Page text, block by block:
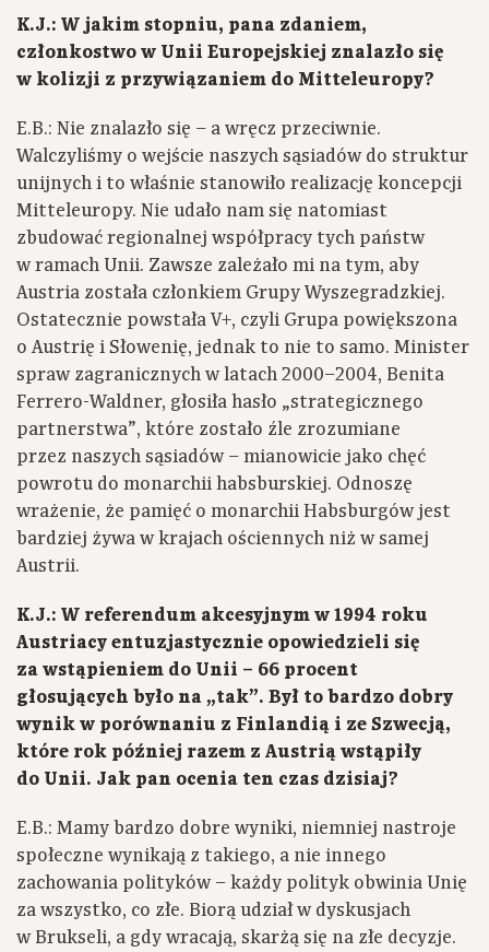
K.J.: W jakim stopniu, pana zdaniem,
członkostwo w Unii Europejskiej znalazło się
w kolizji z przywiązaniem do Mitteleuropy?
E.B.: Nie znalazło się – a wręcz przeciwnie.
Walczyliśmy o wejście naszych sąsiadów do struktur
unijnych i to właśnie stanowiło realizację koncepcji
Mitteleuropy. Nie udało nam się natomiast
zbudować regionalnej współpracy tych państw
w ramach Unii. Zawsze zależało mi na tym, aby
Austria została członkiem Grupy Wyszegradzkiej.
Ostatecznie powstała V+, czyli Grupa powiększona
o Austrię i Słowenię, jednak to nie to samo. Minister
spraw zagranicznych w latach 2000–2004, Benita
Ferrero-Waldner, głosiła hasło „strategicznego
partnerstwa”, które zostało źle zrozumiane
przez naszych sąsiadów – mianowicie jako chęć
powrotu do monarchii habsburskiej. Odnoszę
wrażenie, że pamięć o monarchii Habsburgów jest
bardziej żywa w krajach ościennych niż w samej
Austrii.
K.J.: W referendum akcesyjnym w 1994 roku
Austriacy entuzjastycznie opowiedzieli się
za wstąpieniem do Unii – 66 procent
głosujących było na „tak”. Był to bardzo dobry
wynik w porównaniu z Finlandią i ze Szwecją,
które rok później razem z Austrią wstąpiły
do Unii. Jak pan ocenia ten czas dzisiaj?
E.B.: Mamy bardzo dobre wyniki, niemniej nastroje
społeczne wynikają z takiego, a nie innego
zachowania polityków – każdy polityk obwinia Unię
za wszystko, co złe. Biorą udział w dyskusjach
w Brukseli, a gdy wracają, skarżą się na złe decyzje.